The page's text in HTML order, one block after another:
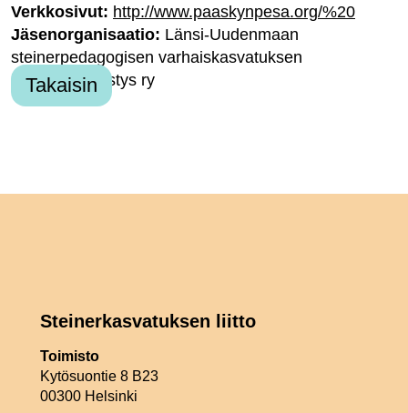
Verkkosivut: http://www.paaskynpesa.org/%20
Jäsenorganisaatio: Länsi-Uudenmaan
steinerpedagogisen varhaiskasvatuksen
kannatusyhdistys ry
Takaisin
Steinerkasvatuksen liitto
Toimisto
Kytösuontie 8 B23
00300 Helsinki